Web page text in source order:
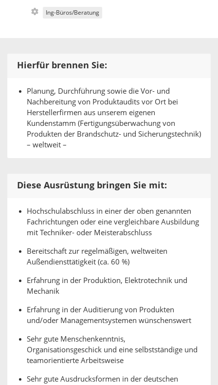
Ing-Büros/Beratung
Hierfür brennen Sie:
Planung, Durchführung sowie die Vor- und
Nachbereitung von Produktaudits vor Ort bei
Herstellerfirmen aus unserem eigenen
Kundenstamm (Fertigungsüberwachung von
Produkten der Brandschutz- und Sicherungstechnik)
– weltweit –
Diese Ausrüstung bringen Sie mit:
Hochschulabschluss in einer der oben genannten
Fachrichtungen oder eine vergleichbare Ausbildung
mit Techniker- oder Meisterabschluss
Bereitschaft zur regelmäßigen, weltweiten
Außendiensttätigkeit (ca. 60 %)
Erfahrung in der Produktion, Elektrotechnik und
Mechanik
Erfahrung in der Auditierung von Produkten
und/oder Managementsystemen wünschenswert
Sehr gute Menschenkenntnis,
Organisationsgeschick und eine selbstständige und
teamorientierte Arbeitsweise
Sehr gute Ausdrucksformen in der deutschen